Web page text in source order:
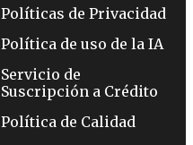
Políticas de Privacidad
Política de uso de la IA
Servicio de
Suscripción a Crédito
Política de Calidad